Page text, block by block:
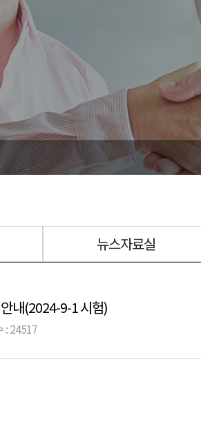
뉴스자료실
내(2024-9-1 시험)
: 24517